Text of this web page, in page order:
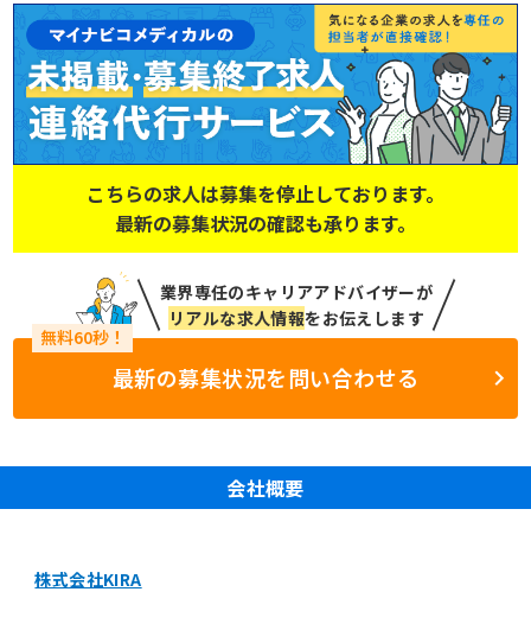
こちらの求人は募集を停止しております。
最新の募集状況の確認も承ります。
業界専任のキャリアアドバイザーが
リアルな求人情報をお伝えします
最新の募集状況を問い合わせる
会社概要
株式会社KIRA